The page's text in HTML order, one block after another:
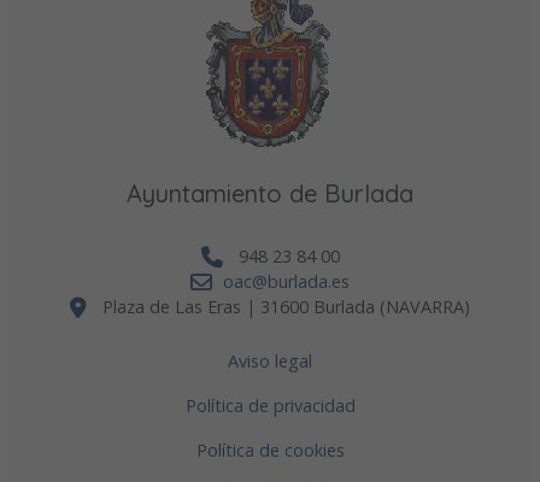
Ayuntamiento de Burlada
948 23 84 00
oac@burlada.es
Plaza de Las Eras | 31600 Burlada (NAVARRA)
Aviso legal
Política de privacidad
Política de cookies